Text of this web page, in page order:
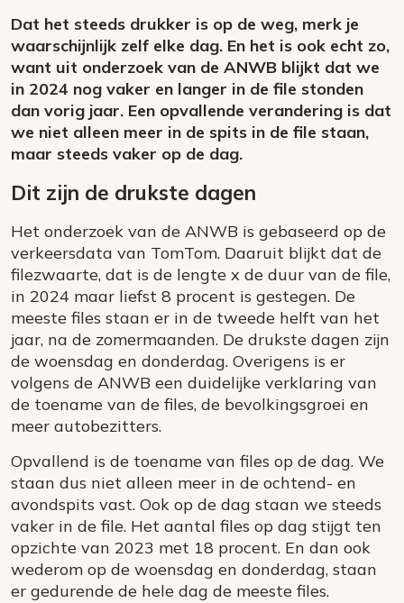
Dat het steeds drukker is op de weg, merk je
waarschijnlijk zelf elke dag. En het is ook echt zo,
want uit onderzoek van de ANWB blijkt dat we
in 2024 nog vaker en langer in de file stonden
dan vorig jaar. Een opvallende verandering is dat
we niet alleen meer in de spits in de file staan,
maar steeds vaker op de dag.
Dit zijn de drukste dagen
Het onderzoek van de ANWB is gebaseerd op de
verkeersdata van TomTom. Daaruit blijkt dat de
filezwaarte, dat is de lengte x de duur van de file,
in 2024 maar liefst 8 procent is gestegen. De
meeste files staan er in de tweede helft van het
jaar, na de zomermaanden. De drukste dagen zijn
de woensdag en donderdag. Overigens is er
volgens de ANWB een duidelijke verklaring van
de toename van de files, de bevolkingsgroei en
meer autobezitters.
Opvallend is de toename van files op de dag. We
staan dus niet alleen meer in de ochtend- en
avondspits vast. Ook op de dag staan we steeds
vaker in de file. Het aantal files op dag stijgt ten
opzichte van 2023 met 18 procent. En dan ook
wederom op de woensdag en donderdag, staan
er gedurende de hele dag de meeste files.